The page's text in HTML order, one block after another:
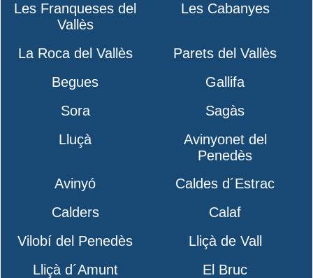
Les Franqueses del
Vallès
Les Cabanyes
La Roca del Vallès
Parets del Vallès
Begues
Gallifa
Sora
Sagàs
Lluçà
Avinyonet del
Penedès
Avinyó
Caldes d´Estrac
Calders
Calaf
Vilobí del Penedès
Lliçà de Vall
Lliçà d´Amunt
El Bruc